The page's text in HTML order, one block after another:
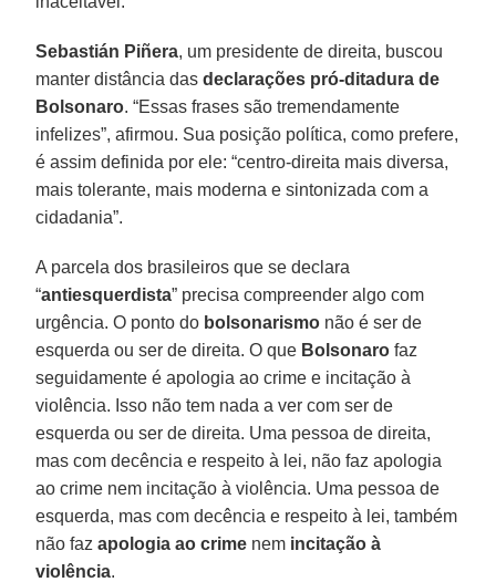
Sebastián Piñera, um presidente de direita, buscou
manter distância dasdeclarações pró-ditadura de
Bolsonaro. “Essas frases são tremendamente
infelizes”, afirmou. Sua posição política, como prefere,
é assim definida por ele: “centro-direita mais diversa,
mais tolerante, mais moderna e sintonizada com a
cidadania”.
A parcela dos brasileiros que se declara
“antiesquerdista” precisa compreender algo com
urgência. O ponto do bolsonarismo não é ser de
esquerda ou ser de direita. O que Bolsonaro faz
seguidamente é apologia ao crime e incitação à
violência. Isso não tem nada a ver com ser de
esquerda ou ser de direita. Uma pessoa de direita,
mas com decência e respeito à lei, não faz apologia
ao crime nem incitação à violência. Uma pessoa de
esquerda, mas com decência e respeito à lei, também
não fazapologia ao crime nem incitação à
violência.